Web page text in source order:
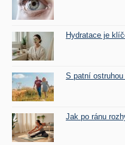
Hydratace je
S patní
Jak po ránu